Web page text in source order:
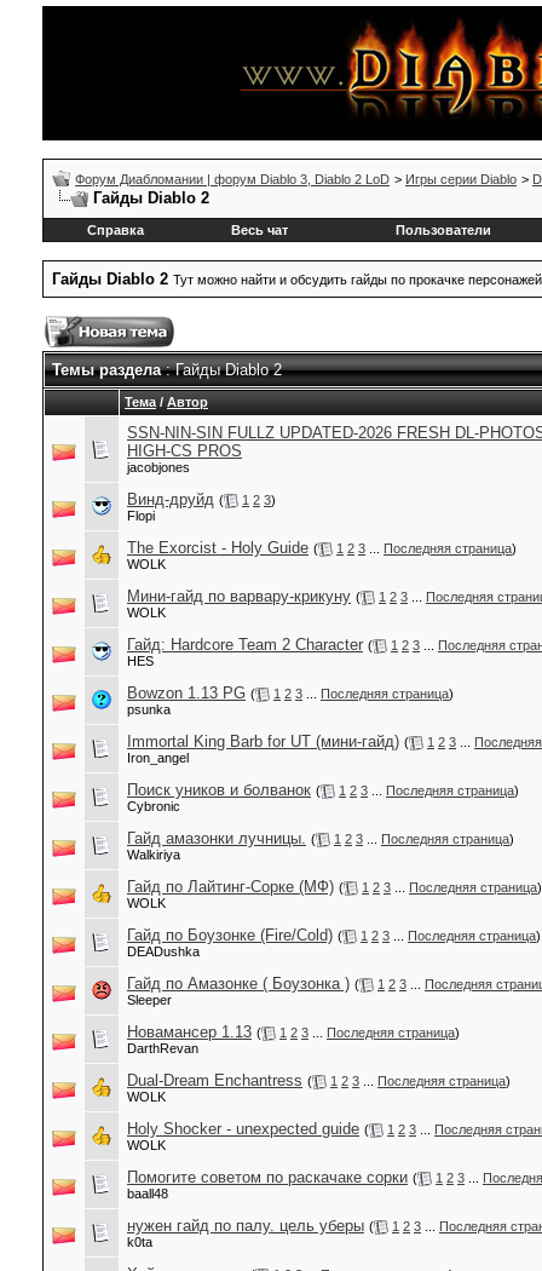
Форум Диабломании | форум Diablo 3, Diablo 2 LoD > Игры серии Diablo >
Гайды Diablo 2
Справка Весь чат Пользователи
Гайды Diablo 2 Тут можно найти и обсудить гайды по прокачке
Темы раздела: Гайды Diablo 2
Тема / Автор
SSN-NIN-SIN FULLZ UPDATED-2026 FRESH DL-
HIGH-CS PROS
jacobjones
Винд-друйд ( 1 2 3)
Flopi
The Exorcist - Holy Guide ( 1 2 3 Последняя страница)
WOLK
Мини-гайд по варвару-крикуну ( 1 2 3
Последняя
WOLK
Гайд: Hardcore Team 2 Character ( 1 2 3
Последняя
HES
Bowzon 1.13 PG ( 1 2 3 Последняя страница)
psunka
Immortal King Barb for UT (мини-гайд) ( 1 2 3
Iron_angel
Поиск уников и болванок ( 1 2 3 Последняя страница)
Cybronic
Гайд амазонки лучницы. ( 1 2 3 Последняя страница)
Walkiriya
Гайд по Лайтинг-Сорке (МФ) ( 1 2 3 Последняя страница)
WOLK
Гайд по Боузонке (Fire/Cold) ( 1 2 3 Последняя страница)
DEADushka
Гайд по Амазонке ( Боузонка ) ( 1 2 3
Последняя
Sleeper
Новамансер 1.13 ( 1 2 3 Последняя страница)
DarthRevan
Dual-Dream Enchantress ( 1 2 3 Последняя страница)
WOLK
Holy Shocker - unexpected guide ( 1 2 3
Последняя
WOLK
Помогите советом по раскачаке сорки ( 1 2 3
baall48
нужен гайд по палу. цель уберы ( 1 2 3
Последняя
k0ta